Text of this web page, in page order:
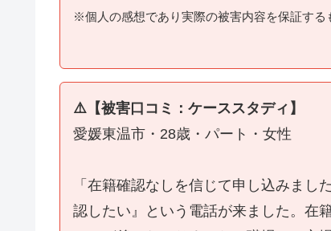
※個人の感想であり実際の被害内容を保証する
⚠️【被害口コミ：ケーススタディ】
愛媛東温市・28歳・パート・女性
「在籍確認なしを信じて申し込みま
認したい』という電話が来ました。在